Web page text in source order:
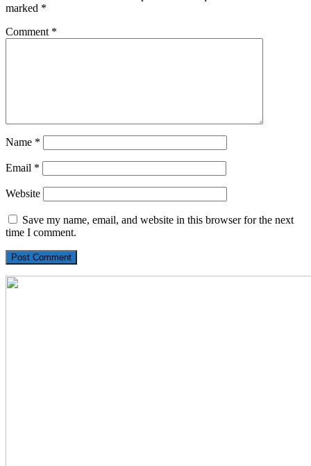
marked *
Comment *
Name *
Email *
Website
Save my name, email, and website in this browser for the next
time I comment.